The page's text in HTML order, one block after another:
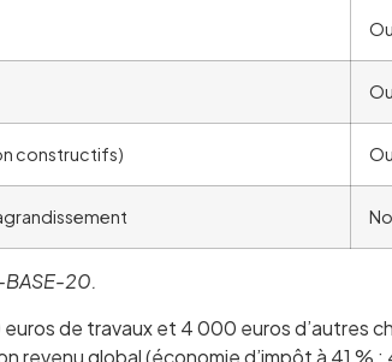
constructifs)
BASE-20.
de travaux et 4 000 euros d’autres
revenu global (économie d’impôt à 41